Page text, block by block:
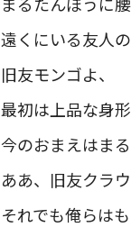
遠くにいる友人
旧友モンゴよ、
最初は上品な身
今のおまえはま
ああ、旧友クラウ
それでも俺らは